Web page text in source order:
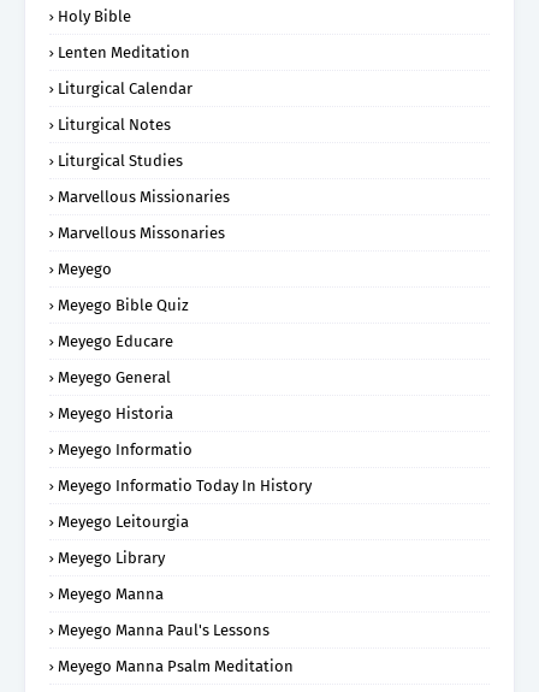
Holy Bible
Lenten Meditation
Liturgical Calendar
Liturgical Notes
Liturgical Studies
Marvellous Missionaries
Marvellous Missonaries
Meyego
Meyego Bible Quiz
Meyego Educare
Meyego General
Meyego Historia
Meyego Informatio
Meyego Informatio Today In History
Meyego Leitourgia
Meyego Library
Meyego Manna
Meyego Manna Paul's Lessons
Meyego Manna Psalm Meditation